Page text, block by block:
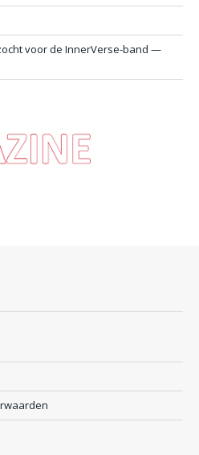
voor de InnerVerse-band —